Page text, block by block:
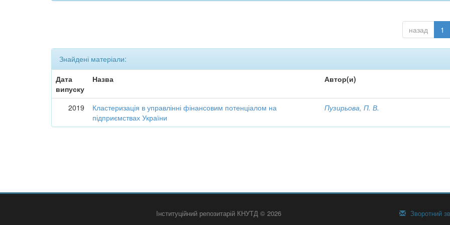
назад 1
Знайдені матеріали:
Дата
випуску
Назва Автор(и)
2019
Кластеризація в управлінні фінансовим потенціалом на
підприємствах України
Пузирьова, П. В.
Інституційний репозитарій КНУТД © 2026 Зворотний